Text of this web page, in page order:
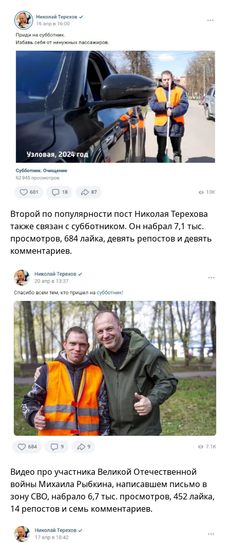
Второй по популярности пост Николая Терехова
также связан с субботником. Он набрал 7,1 тыс.
просмотров, 684 лайка, девять репостов и девять
комментариев.
Видео про участника Великой Отечественной
войны Михаила Рыбкина, написавшем письмо в
зону СВО, набрало 6,7 тыс. просмотров, 452 лайка,
14 репостов и семь комментариев.